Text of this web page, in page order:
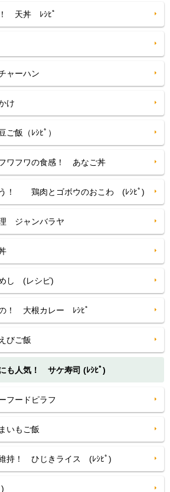
！ 天丼 ﾚｼﾋﾟ
ャーハン
け
飯（ﾚｼﾋﾟ）
ワフワの食感！ あなご丼
う！ 鶏肉とゴボウのおこわ (ﾚｼﾋﾟ)
ジャンバラヤ
し (レシピ)
！ 大根カレー ﾚｼﾋﾟ
びご飯
も人気！ サケ寿司 (ﾚｼﾋﾟ)
フードピラフ
いもご飯
持！ ひじきライス (ﾚｼﾋﾟ)